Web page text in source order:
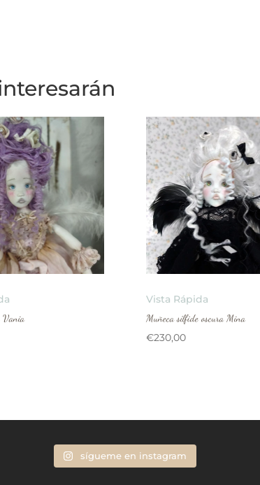
Vania
Vista Rápida
Muñeca sílfide oscura Mina
€230,00
sígueme en instagram